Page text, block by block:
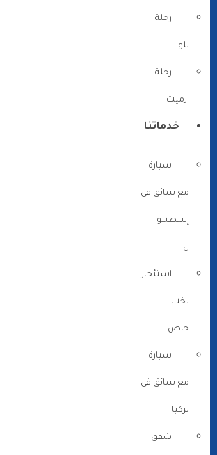
رحلة
يلوا
رحلة
ازميت
خدماتنا
سيارة
مع سائق في
إسطنبو
ل
استئجار
يخت
خاص
سيارة
مع سائق في
تركيا
شقق